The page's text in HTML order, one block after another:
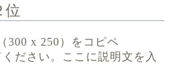
位
300 x 250）をコピペ
ださい。ここに説明文を入